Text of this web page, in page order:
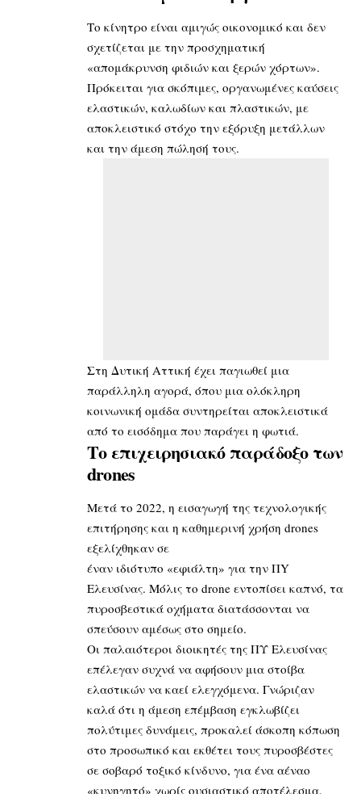
Το κίνητρο είναι αμιγώς οικονομικό και δεν
σχετίζεται με την προσχηματική
«απομάκρυνση φιδιών και ξερών χόρτων».
Πρόκειται για σκόπιμες, οργανωμένες καύσεις
ελαστικών, καλωδίων και πλαστικών, με
αποκλειστικό στόχο την εξόρυξη μετάλλων
και την άμεση πώλησή τους.
Στη Δυτική Αττική έχει παγιωθεί μια
παράλληλη αγορά, όπου μια ολόκληρη
κοινωνική ομάδα συντηρείται αποκλειστικά
από το εισόδημα που παράγει η φωτιά.
Το επιχειρησιακό παράδοξο των
drones
Μετά το 2022, η εισαγωγή της τεχνολογικής
επιτήρησης και η καθημερινή χρήση drones
εξελίχθηκαν σε
έναν ιδιότυπο «εφιάλτη» για την ΠY
Ελευσίνας. Μόλις το drone εντοπίσει καπνό, τα
πυροσβεστικά οχήματα διατάσσονται να
σπεύσουν αμέσως στο σημείο.
Οι παλαιότεροι διοικητές της ΠΥ Ελευσίνας
επέλεγαν συχνά να αφήσουν μια στοίβα
ελαστικών να καεί ελεγχόμενα. Γνώριζαν
καλά ότι η άμεση επέμβαση εγκλωβίζει
πολύτιμες δυνάμεις, προκαλεί άσκοπη κόπωση
στο προσωπικό και εκθέτει τους πυροσβέστες
σε σοβαρό τοξικό κίνδυνο, για ένα αέναο
«κυνηγητό» χωρίς ουσιαστικό αποτέλεσμα.